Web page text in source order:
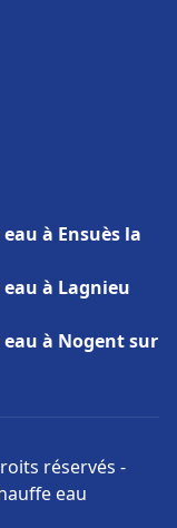
à Ensuès la
à Lagnieu
à Nogent sur
réservés -
eau